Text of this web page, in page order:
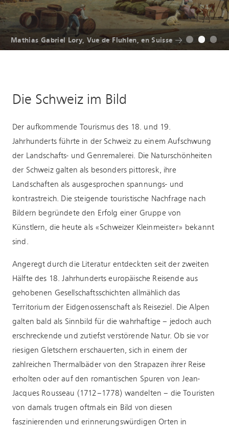
Mathias Gabriel Lory, Vue de Fluhlen, en Suisse
Mathias Gabriel Lory, Vue de Fluhlen, en Suisse F
riedrich Wilhelm Moritz, Iseltwald am Brienzersee, Aquarell, 1844
Die Schweiz im Bild
Der aufkommende Tourismus des 18. und 19.
Jahrhunderts führte in der Schweiz zu einem Aufschwung
der Landschafts- und Genremalerei. Die Naturschönheiten
der Schweiz galten als besonders pittoresk, ihre
Landschaften als ausgesprochen spannungs- und
kontrastreich. Die steigende touristische Nachfrage nach
Bildern begründete den Erfolg einer Gruppe von
Künstlern, die heute als «Schweizer Kleinmeister» bekannt
sind.
Angeregt durch die Literatur entdeckten seit der zweiten
Hälfte des 18. Jahrhunderts europäische Reisende aus
gehobenen Gesellschaftsschichten allmählich das
Territorium der Eidgenossenschaft als Reiseziel. Die Alpen
galten bald als Sinnbild für die wahrhaftige – jedoch auch
erschreckende und zutiefst verstörende Natur. Ob sie vor
riesigen Gletschern erschauerten, sich in einem der
zahlreichen Thermalbäder von den Strapazen ihrer Reise
erholten oder auf den romantischen Spuren von Jean-
Jacques Rousseau (1712–1778) wandelten – die Touristen
von damals trugen oftmals ein Bild von diesen
faszinierenden und erinnerungswürdigen Orten in